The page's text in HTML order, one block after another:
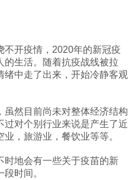
不开疫情，2020年的新冠疫
的生活。随着抗疫战线被拉
绪中走了出来，开始冷静客观
然目前尚未对整体经济结构
对个别行业来说是产生了近
，旅游业，餐饮业等等。
时地会有一些关于疫苗的新
时间。